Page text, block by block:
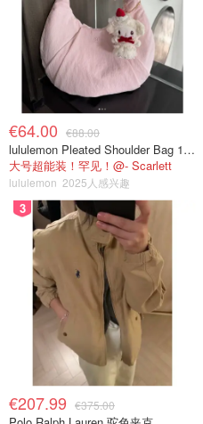
€64.00 €88.00
lululemon Pleated Shoulder Bag 10L 单肩包
大号超能装！罕见！@- Scarlett
lululemon 2025人感兴趣
3
€207.99 €375.00